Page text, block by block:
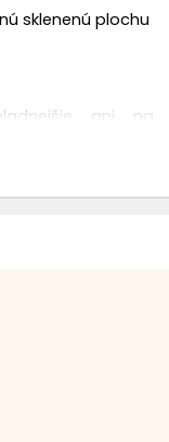
sklenenú plochu
ani na
dvojité použitie
a druhý
hodnota v
správnej teploty